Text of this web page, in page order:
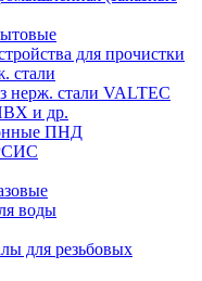
для прочистки
стали
нерж. стали VALTEC
и др.
ПНД
воды
для резьбовых